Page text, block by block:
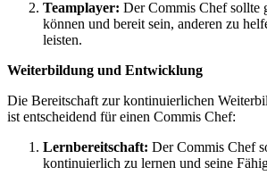
Teamplayer: Der Commis Chef sollte
können und bereit sein, anderen zu
leisten.
Weiterbildung und Entwicklung
Die Bereitschaft zur kontinuierlichen
ist entscheidend für einen Commis Chef:
Lernbereitschaft: Der Commis Chef
kontinuierlich zu lernen und seine